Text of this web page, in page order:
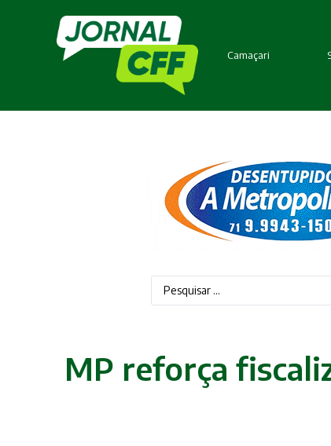
Camaçari
MP reforça